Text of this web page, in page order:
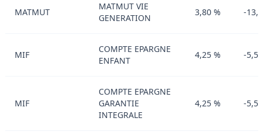
MATMUT
MATMUT VIE
GENERATION
3,80 % -
MIF
COMPTE EPARGNE
ENFANT
4,25 % -
MIF
COMPTE EPARGNE
GARANTIE
INTEGRALE
4,25 % -